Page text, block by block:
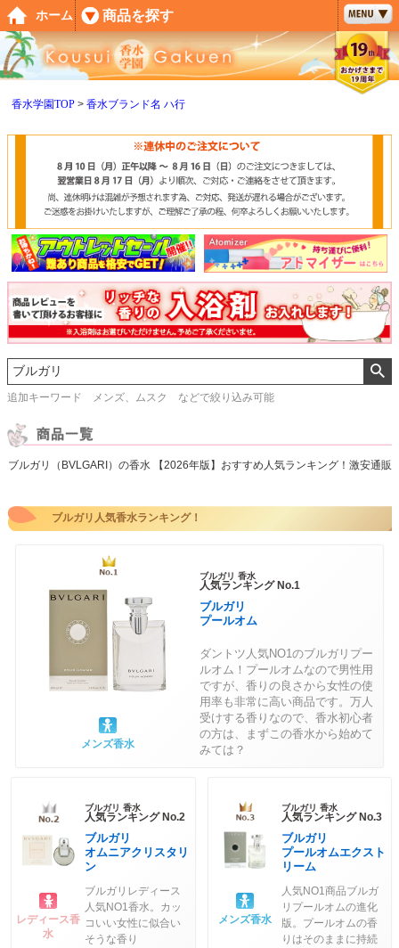
香水学園TOP 香水ブランド名 ハ行
追加キーワード メンズ、ムスク などで絞り込み可能
ブルガリ（BVLGARI）の香水 【2026年版】おすすめ人気ランキング！激安通販
ブルガリ人気香水ランキング！
メンズ香水
ブルガリ 香水
人気ランキング No.1
ブルガリ
プールオム
ダントツ人気NO1のブルガリプー
ルオム！プールオムなので男性用
ですが、香りの良さから女性の使
用率も非常に高い商品です。万人
受けする香りなので、香水初心者
の方は、まずこの香水から始めて
みては？
レディース香
水
ブルガリ 香水
人気ランキング No.2
ブルガリ
オムニアクリスタリ
ン
ブルガリレディース
人気NO1香水。カッ
コいい女性に似合い
そうな香り
メンズ香水
ブルガリ 香水
人気ランキング No.3
ブルガリ
プールオムエクスト
リーム
人気NO1商品ブルガ
リプールオムの進化
版。プールオムの香
りはそのままに持続
ペー
ジト
ップ
へ
ホーム 商品を探す